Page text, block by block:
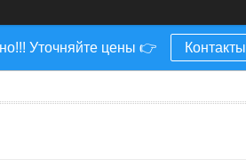
Уточняйте цены 👉 Контакты